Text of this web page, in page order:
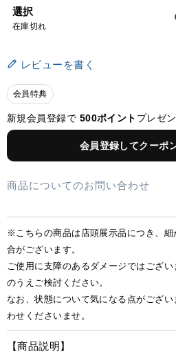
選択
在庫切れ
レビューを書く
会員特典
新規会員登録で 500ポイント プレゼ
会員登録してクーポ
商品についてのお問い合わせ
※こちらの商品は店頭展示品につき、
合がございます。
ご使用に支障のあるダメージではござ
のうえご検討ください。
なお、状態について気になる点がござ
わせくださいませ。
【商品説明】